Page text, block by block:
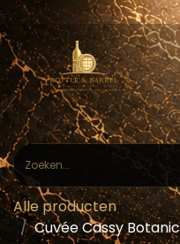
Alle producten
Cuvée Cassy